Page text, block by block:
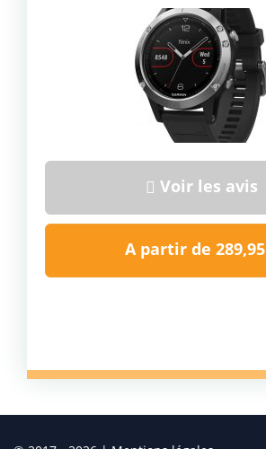
Voir les avis
A partir de 289,95